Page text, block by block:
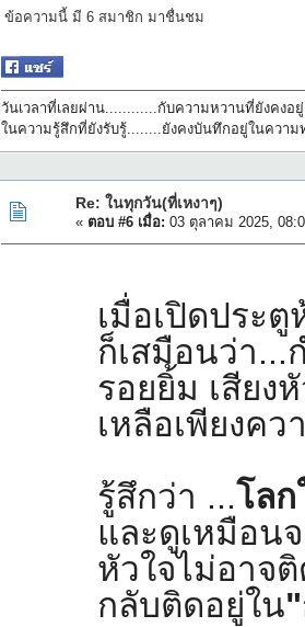
ข้อความนี้ มี 6 สมาชิก มาชื่นชม
วันเวลาที่เลยผ่าน............กับความหวานที่ยังคงอยู่
ในความรู้สึกที่ยังรับรู้........ยังคงบันทึกอยู่ในความ
Re: ในทุกวัน(ที่เหงาๆ)
« ตอบ #6 เมื่อ: 03 ตุลาคม 2025,
เมื่อเปิดประตู
ก็เสมือนว่า...
รอยยิ้ม เสียง
เหลือเพียงคว
รู้สึกว่า ...โล
และดูเหมือน
หัวใจไม่อาจ
กลับติดอยู่ใน